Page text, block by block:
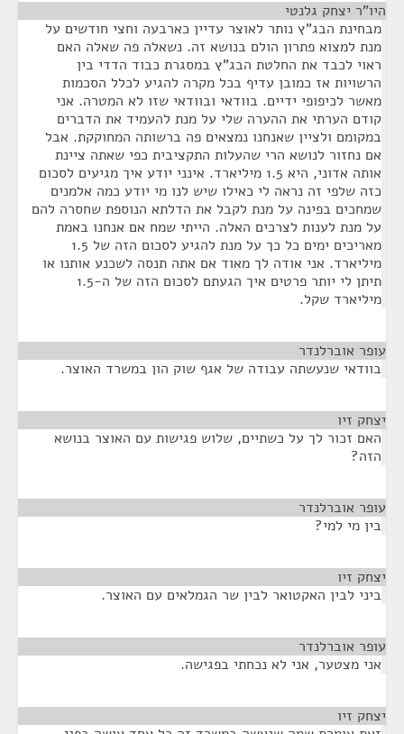
היו"ר יצחק גלנטי
מבחינת הבג"ץ נותר לאוצר עדיין כארבעה וחצי חודשים על
מנת למצוא פתרון הולם בנושא זה. נשאלה פה שאלה האם
ראוי לכבד את החלטת הבג"ץ במסגרת כבוד הדדי בין
הרשויות אז כמובן עדיף בכל מקרה להגיע לכלל הסכמות
מאשר לכיפופי ידיים. בוודאי ובוודאי שזו לא המטרה. אני
קודם הערתי את ההערה שלי על מנת להעמיד את הדברים
במקומם ולציין שאנחנו נמצאים פה ברשותה המחוקקת. אבל
אם נחזור לנושא הרי שהעלות התקציבית כפי שאתה ציינת
אותה אדוני, היא 1.5 מיליארד. אינני יודע איך מגיעים לסכום
כזה שלפי זה נראה לי כאילו שיש לנו מי יודע כמה אלמנים
שמחכים בפינה על מנת לקבל את הדלתא הנוספת שחסרה להם
על מנת לענות לצרכים האלה. הייתי שמח אם אנחנו באמת
מאריכים ימים כל כך על מנת להגיע לסכום הזה של 1.5
מיליארד. אני אודה לך מאוד אם אתה תנסה לשכנע אותנו או
תיתן לי יותר פרטים איך הגעתם לסכום הזה של ה-1.5
מיליארד שקל.
עופר אוברלנדר
בוודאי שנעשתה עבודה של אגף שוק הון במשרד האוצר.
יצחק זיו
האם זכור לך על כשתיים, שלוש פגישות עם האוצר בנושא
הזה?
עופר אוברלנדר
בין מי למי?
יצחק זיו
ביני לבין האקטואר לבין שר הגמלאים עם האוצר.
עופר אוברלנדר
אני מצטער, אני לא נכחתי בפגישה.
יצחק זיו